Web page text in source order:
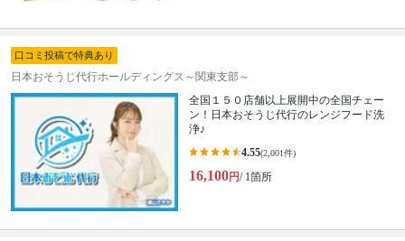
口コミ投稿で特典あり
日本おそうじ代行ホールディングス～関東支部～
全国１５０店舗以上展開中の全国チェー
ン！日本おそうじ代行のレンジフード洗
浄♪
4.55(2,001件)
16,100円/ 1箇所